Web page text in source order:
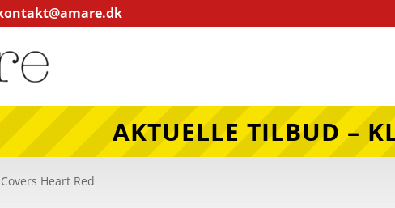
AKTUELLE TILBUD –
Heart Red